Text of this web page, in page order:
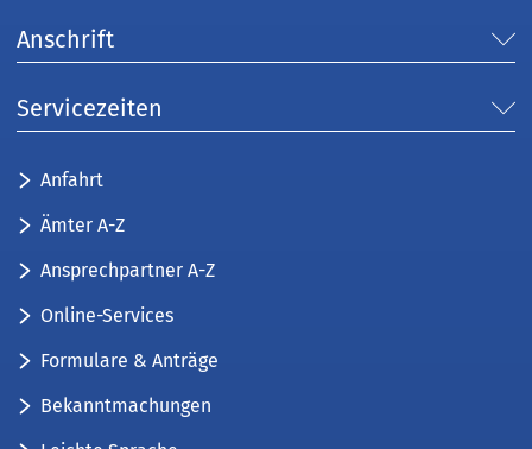
Anschrift
Servicezeiten
Anfahrt
Ämter A-Z
Ansprechpartner A-Z
Online-Services
Formulare & Anträge
Bekanntmachungen